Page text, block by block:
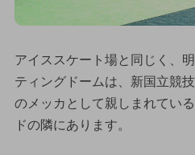
アイススケート場と同じく、
ティングドームは、新国立競
のメッカとして親しまれてい
ドの隣にあります。